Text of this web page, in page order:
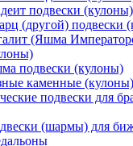
подвески (кулоны)
(другой) подвески
(Яшма
подвески (кулоны)
каменные (кулоны)
подвески для
(шармы) для